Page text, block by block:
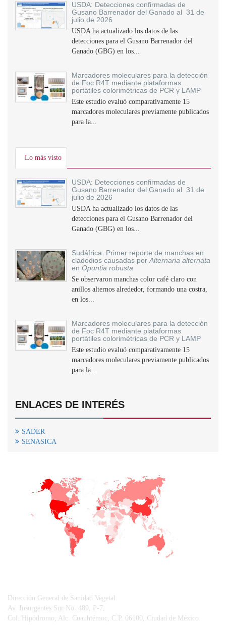
USDA: Detecciones confirmadas de
Gusano Barrenador del Ganado al 31 de
julio de 2026
USDA ha actualizado los datos de las
detecciones para el Gusano Barrenador del
Ganado (GBG) en los...
Marcadores moleculares para la detección
de Foc R4T mediante plataformas
portátiles colorimétricas de PCR y LAMP
Este estudio evaluó comparativamente 15
marcadores moleculares previamente publicados
para la...
Lo más visto
USDA: Detecciones confirmadas de
Gusano Barrenador del Ganado al 31 de
julio de 2026
USDA ha actualizado los datos de las
detecciones para el Gusano Barrenador del
Ganado (GBG) en los...
Sudáfrica: Primer reporte de manchas en
cladodios causadas por Alternaria alternata
en Opuntia robusta
Se observaron manchas color café claro con
anillos alternos alrededor, formando una costra,
en los...
Marcadores moleculares para la detección
de Foc R4T mediante plataformas
portátiles colorimétricas de PCR y LAMP
Este estudio evaluó comparativamente 15
marcadores moleculares previamente publicados
para la...
ENLACES DE INTERÉS
SADER
SENASICA
Dirección General de Sanidad Vegetal.
Av. Insurgentes Sur No. 489, P-7,
Col. Hipódromo, Alc. Cuauhtémoc, C.P. 06100, Ciudad de México